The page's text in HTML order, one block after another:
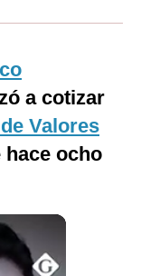
a cotizar
Valores
hace ocho